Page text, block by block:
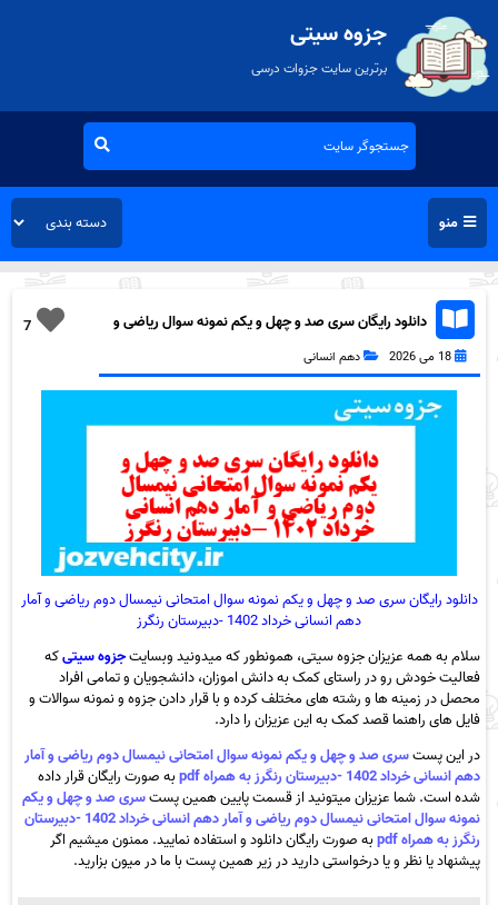
جزوه سیتی
برترین سایت جزوات درسی
منو
7
دانلود رایگان سری صد و چهل و یکم نمونه سوال ریاضی و
آمار دهم انسانی به همراه pdf
18 می 2026 دهم انسانی
دانلود رایگان سری صد و چهل و یکم نمونه سوال امتحانی نیمسال دوم ریاضی و آمار
دهم انسانی خرداد 1402 -دبیرستان رنگرز
سلام به همه عزیزان جزوه سیتی، همونطور که میدونید وبسایتجزوه سیتیکه
فعالیت خودش رو در راستای کمک به دانش اموزان، دانشجویان و تمامی افراد
محصل در زمینه ها و رشته های مختلف کرده و با قرار دادن جزوه و نمونه سوالات و
فایل های راهنما قصد کمک به این عزیزان را دارد.
در این پستسری صد و چهل و یکم نمونه سوال امتحانی نیمسال دوم ریاضی و آمار
دهم انسانی خرداد 1402 -دبیرستان رنگرز به همراه pdf
به صورت رایگان قرار داده
شده است. شما عزیزان میتونید از قسمت پایین همین پستسری صد و چهل و یکم
نمونه سوال امتحانی نیمسال دوم ریاضی و آمار دهم انسانی خرداد 1402 -دبیرستان
رنگرز به همراه pdf
به صورت رایگان دانلود و استفاده نمایید. ممنون میشیم اگر
پیشنهاد یا نظر و یا درخواستی دارید در زیر همین پست با ما در میون بزارید.